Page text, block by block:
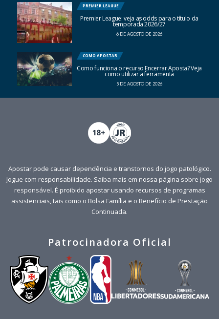
PREMIER LEAGUE
Premier League: veja as odds para o título da
temporada 2026/27
6 DE AGOSTO DE 2026
COMO APOSTAR
Como funciona o recurso Encerrar Aposta? Veja
como utilizar a ferramenta
5 DE AGOSTO DE 2026
Apostar pode causar dependência e transtornos do jogo patológico.
Jogue com responsabilidade. Saiba mais em nossa página sobre jogo
responsável. É proibido apostar usando recursos de programas
assistenciais, tais como o Bolsa Família e o Benefício de Prestação
Continuada.
Patrocinadora Oficial